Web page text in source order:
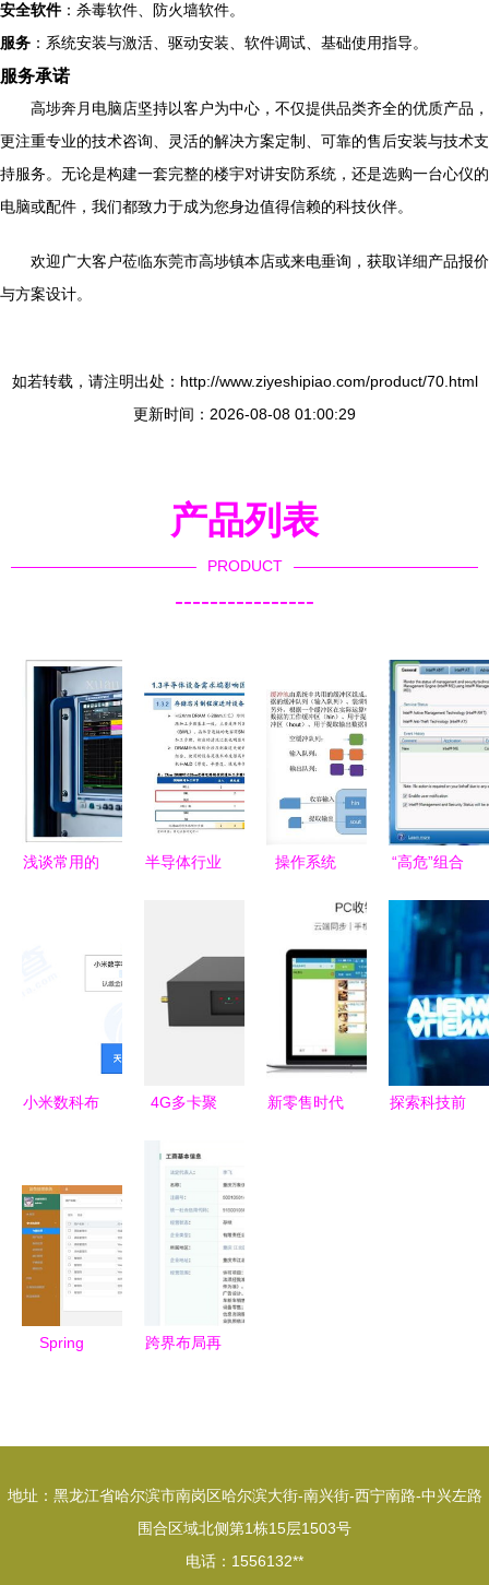
安全软件：杀毒软件、防火墙软件。
服务 ：系统安装与激活、驱动安装、软件调试、基础使用指导。
服务承诺
高埗奔月电脑店坚持以客户为中心，不仅提供品类齐全的优质产品，
更注重专业的技术咨询、灵活的解决方案定制、可靠的售后安装与技术支
持服务。无论是构建一套完整的楼宇对讲安防系统，还是选购一台心仪的
电脑或配件，我们都致力于成为您身边值得信赖的科技伙伴。
欢迎广大客户莅临东莞市高埗镇本店或来电垂询，获取详细产品报价
与方案设计。
如若转载，请注明出处：http://www.ziyeshipiao.com/product/70.html
更新时间：2026-08-08 01:00:29
产品列表
PRODUCT
----------------
浅谈常用的
机软硬件及
辅助设备零
半导体行业
体设备投资
地图——计
算机软硬件
零售
操作系统
系统之探秘
高效I/O与
资源管理的
“高危”组合
件出现在你
的电脑上
时，真的要
警惕！
小米数科布
册公司的商
业版图与行
业影响
4G多卡聚
合的智能融
合通信设备
技术优势与
应用场景解
新零售时代
探索科技前
Spring
备零售的智
跨界布局再
标注册与软
硬件零售的
融合战略
地址：黑龙江省哈尔滨市南岗区哈尔滨大街-南兴街-西宁南路-中兴左路
围合区域北侧第1栋15层1503号
电话：1556132**